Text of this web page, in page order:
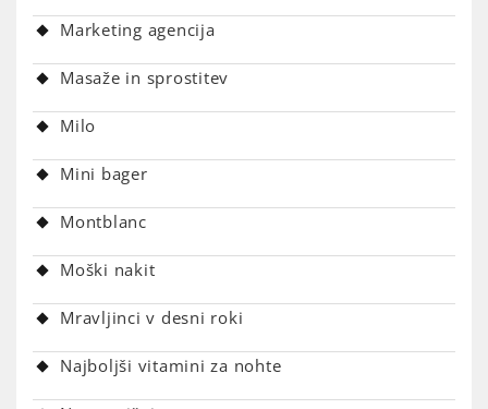
Marketing agencija
Masaže in sprostitev
Milo
Mini bager
Montblanc
Moški nakit
Mravljinci v desni roki
Najboljši vitamini za nohte